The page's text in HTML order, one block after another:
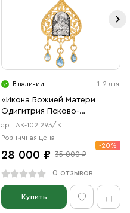
В наличии 1-2 дня
«Икона Божией Матери
Одигитрия Псково-
Печерская»
арт. АК-102.293/К
Розничная цена
28 000 ₽ 35 000 ₽
-20%
0 отзывов
Купить